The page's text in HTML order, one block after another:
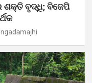
ଶକ୍ତି ବୃଦ୍ଧି; ବିଜେପି